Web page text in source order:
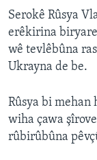
Serokê Rûsya
erêkirina
wê tevlêbûna
Ukrayna de be.
Rûsya bi mehan
wiha çawa
rûbirûbûna